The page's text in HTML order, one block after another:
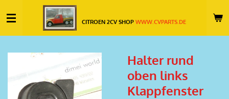
Hauptinhalt
springen
CITROEN 2CV SHOPWWW.CVPARTS.DE
Halter rund
oben links
Klappfenster